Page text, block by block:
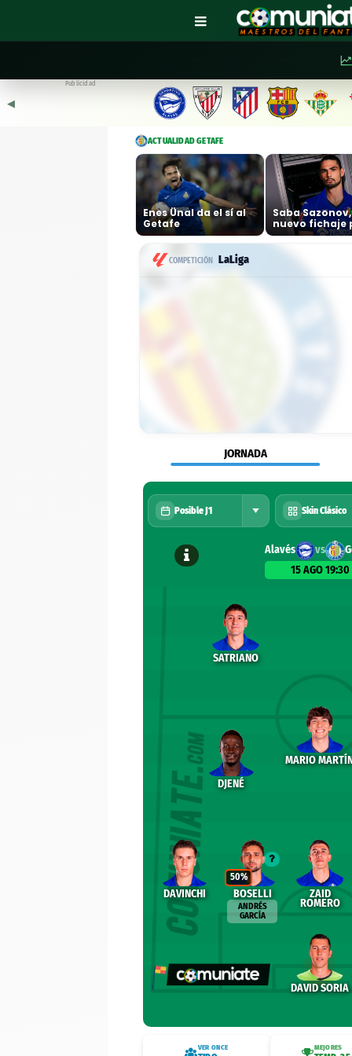
◀︎
Publicidad
ACTUALIDAD GETAFE
Enes Ünal da el sí al
Getafe
Saba Sazonov,
nuevo fichaje
la defensa del
Getafe
COMPETICIÓN LaLiga
JORNADA
Posible J1 Skin Clásico
Alavés vs
15 AGO19:30
SATRIANO
DJENÉ
MARIO
DAVINCHI
50%
BOSELLI
ANDRÉS
GARCÍA
ZAID
ROMERO
DAVID SORIA
VER ONCE MEJORES